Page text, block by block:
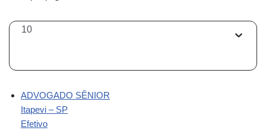
10
ADVOGADO SÊNIOR
Itapevi – SP
Efetivo